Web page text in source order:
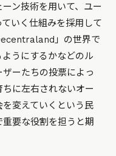
ン技術を用いて、ユー
いく仕組みを採用して
」の世界で
うにするかなどのル
ーたちの投票によっ
に左右されないオー
変えていくという民
要な役割を担うと期